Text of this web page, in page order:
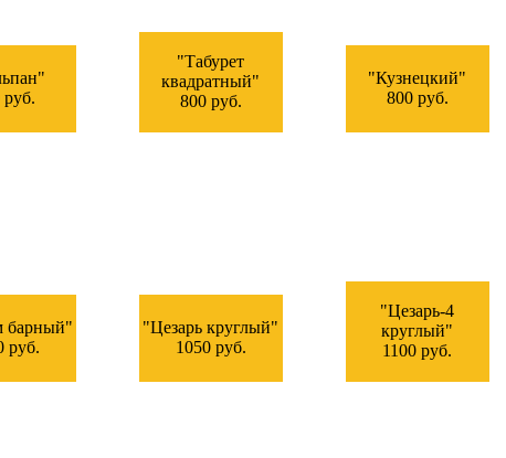
руб.
"Табурет
квадратный"
800 руб.
"Кузнецкий"
800 руб.
барный"
руб.
"Цезарь круглый"
1050 руб.
"Цезарь-4
круглый"
1100 руб.